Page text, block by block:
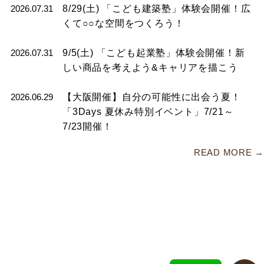
2026.07.31 8/29(土) 「こども建築塾」体験会開催！ 広
くて○○な空間をつくろう！
2026.07.31 9/5(土) 「こども起業塾」体験会開催！ 新
しい商品を考えよう&キャリアを描こう
2026.06.29 【大阪開催】
自分の可能性に出会う夏！
「3Days 夏休み特別イベント」 7/21～
7/23開催！
READ MORE →